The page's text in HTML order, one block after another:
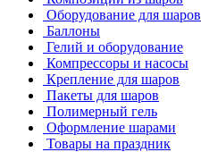
Оборудование для шаров
Баллоны
Гелий и оборудование
Компрессоры и насосы
Крепление для шаров
Пакеты для шаров
Полимерный гель
Оформление шарами
Товары на праздник